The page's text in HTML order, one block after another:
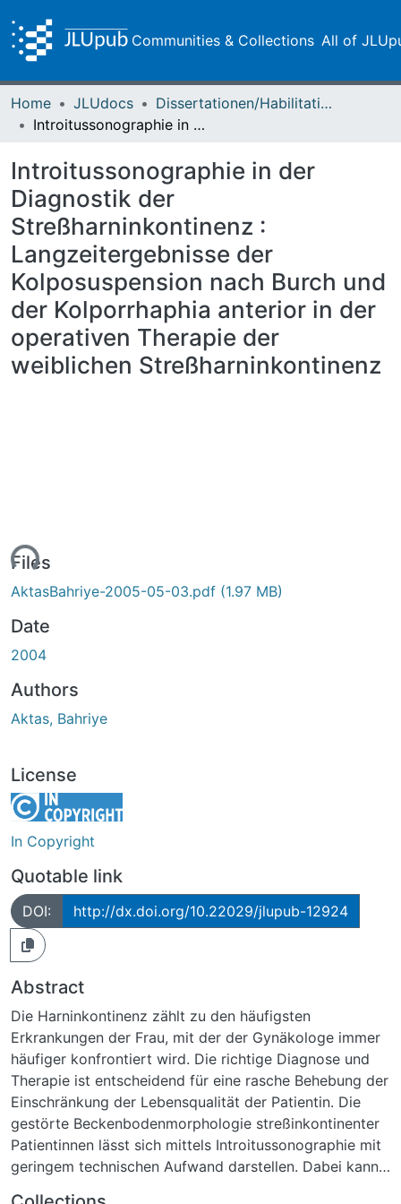
Communities & Collections All of
Home JLUdocs
Dissertationen/Habilitationen
Introitussonographie in der Diagnostik der Streßharninkontinenz : Langzeitergebnisse der Kolposuspension nach Burch und der Kolporrhaphia anterior in der operativen Therapie der weiblichen Streßharninkontinenz
Introitussonographie in der
Diagnostik der
Streßharninkontinenz :
Langzeitergebnisse der
Kolposuspension nach Burch und
der Kolporrhaphia anterior in der
operativen Therapie der
weiblichen Streßharninkontinenz
Files
AktasBahriye-2005-05-03.pdf (1.97 MB)
Date
2004
Authors
Aktas, Bahriye
License
In Copyright
Quotable link
DOI: http://dx.doi.org/10.22029/jlupub-12924
Abstract
Die Harninkontinenz zählt zu den häufigsten
Erkrankungen der Frau, mit der der Gynäkologe immer
häufiger konfrontiert wird. Die richtige Diagnose und
Therapie ist entscheidend für eine rasche Behebung der
Einschränkung der Lebensqualität der Patientin. Die
gestörte Beckenbodenmorphologie streßinkontinenter
Patientinnen lässt sich mittels Introitussonographie mit
geringem technischen Aufwand darstellen. Dabei kann